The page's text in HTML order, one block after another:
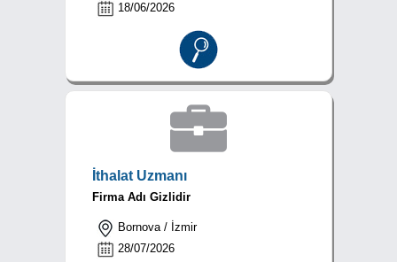
18/06/2026
İthalat Uzmanı
Firma Adı Gizlidir
Bornova / İzmir
28/07/2026